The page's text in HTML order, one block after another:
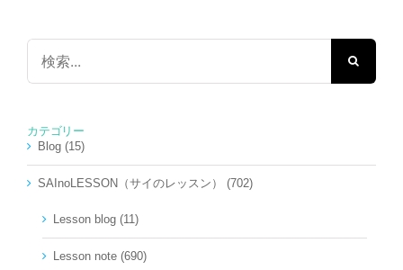
検
…
カテゴリー
Blog (15)
SAInoLESSON（サイのレッスン） (702)
Lesson blog (11)
Lesson note (690)